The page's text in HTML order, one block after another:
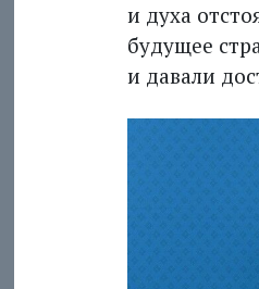
и духа
будущее
и давали